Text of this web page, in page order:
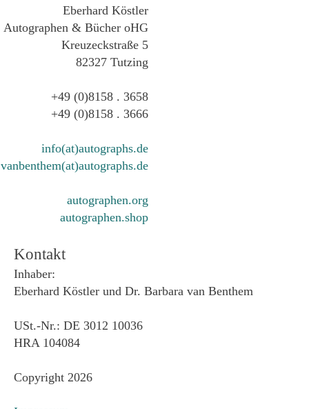
Eberhard Köstler
Autographen & Bücher oHG
Kreuzeckstraße 5
82327 Tutzing
+49 (0)8158 . 3658
+49 (0)8158 . 3666
info(at)autographs.de
vanbenthem(at)autographs.de
autographen.org
autographen.shop
Kontakt
Inhaber:
Eberhard Köstler und Dr. Barbara van Benthem
USt.-Nr.: DE 3012 10036
HRA 104084
Copyright 2026